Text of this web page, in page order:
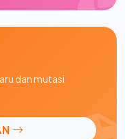
dan mutasi